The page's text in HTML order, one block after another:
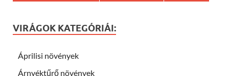
VIRÁGOK KATEGÓRIÁI:
Áprilisi növények
Árnyéktűrő növények